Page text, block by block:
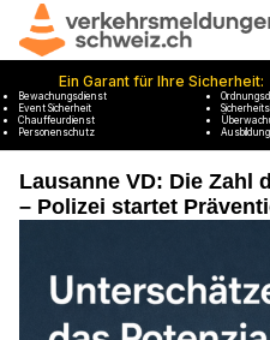
Lausanne VD: Die Zahl
– Polizei startet